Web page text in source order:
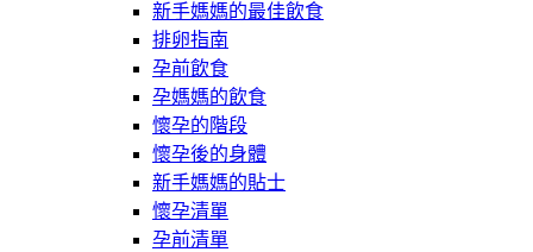
新手媽媽的最佳飲食
排卵指南
孕前飲食
孕媽媽的飲食
懷孕的階段
懷孕後的身體
新手媽媽的貼士
懷孕清單
孕前清單